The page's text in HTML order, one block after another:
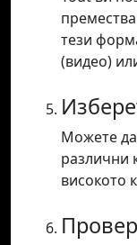
тези
(видео)
Можете
различни
високото